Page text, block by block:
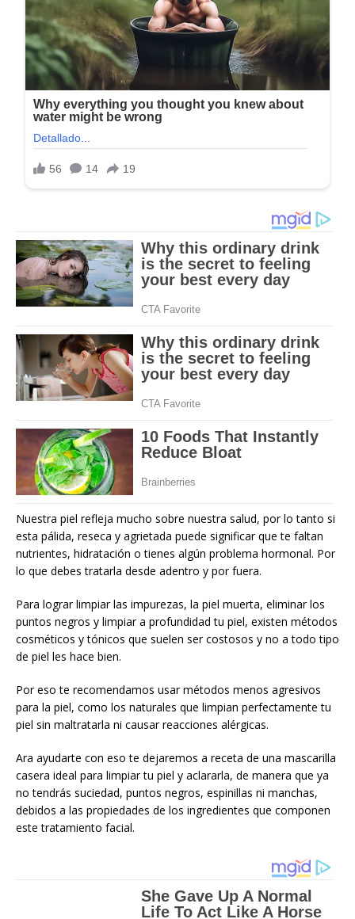
Nuestra piel refleja mucho sobre nuestra salud, por lo tanto si
esta pálida, reseca y agrietada puede significar que te faltan
nutrientes, hidratación o tienes algún problema hormonal. Por
lo que debes tratarla desde adentro y por fuera.
Para lograr limpiar las impurezas, la piel muerta, eliminar los
puntos negros y limpiar a profundidad tu piel, existen métodos
cosméticos y tónicos que suelen ser costosos y no a todo tipo
de piel les hace bien.
Por eso te recomendamos usar métodos menos agresivos
para la piel, como los naturales que limpian perfectamente tu
piel sin maltratarla ni causar reacciones alérgicas.
Ara ayudarte con eso te dejaremos a receta de una mascarilla
casera ideal para limpiar tu piel y aclararla, de manera que ya
no tendrás suciedad, puntos negros, espinillas ni manchas,
debidos a las propiedades de los ingredientes que componen
este tratamiento facial.